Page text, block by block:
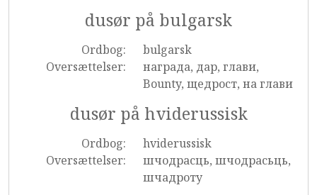
dusør på bulgarsk
Ordbog:
bulgarsk
Oversættelser:
награда, дар, глави,
Bounty, щедрост, на глави
dusør på hviderussisk
Ordbog:
hviderussisk
Oversættelser:
шчодрасць, шчодрасьць,
шчадроту